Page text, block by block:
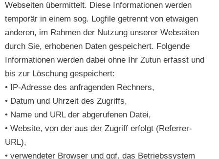
Webseiten übermittelt. Diese Informationen werden
temporär in einem sog. Logfile getrennt von etwaigen
anderen, im Rahmen der Nutzung unserer Webseiten
durch Sie, erhobenen Daten gespeichert. Folgende
Informationen werden dabei ohne Ihr Zutun erfasst und
bis zur Löschung gespeichert:
• IP-Adresse des anfragenden Rechners,
• Datum und Uhrzeit des Zugriffs,
• Name und URL der abgerufenen Datei,
• Website, von der aus der Zugriff erfolgt (Referrer-
URL),
• verwendeter Browser und ggf. das Betriebssystem